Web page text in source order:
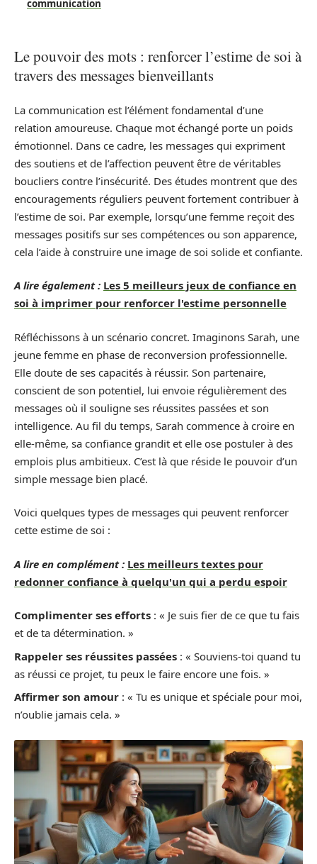
communication
Le pouvoir des mots : renforcer l’estime de soi à
travers des messages bienveillants
La communication est l’élément fondamental d’une
relation amoureuse. Chaque mot échangé porte un poids
émotionnel. Dans ce cadre, les messages qui expriment
des soutiens et de l’affection peuvent être de véritables
boucliers contre l’insécurité. Des études montrent que des
encouragements réguliers peuvent fortement contribuer à
l’estime de soi. Par exemple, lorsqu’une femme reçoit des
messages positifs sur ses compétences ou son apparence,
cela l’aide à construire une image de soi solide et confiante.
A lire également : Les 5 meilleurs jeux de confiance en
soi à imprimer pour renforcer l'estime personnelle
Réfléchissons à un scénario concret. Imaginons Sarah, une
jeune femme en phase de reconversion professionnelle.
Elle doute de ses capacités à réussir. Son partenaire,
conscient de son potentiel, lui envoie régulièrement des
messages où il souligne ses réussites passées et son
intelligence. Au fil du temps, Sarah commence à croire en
elle-même, sa confiance grandit et elle ose postuler à des
emplois plus ambitieux. C’est là que réside le pouvoir d’un
simple message bien placé.
Voici quelques types de messages qui peuvent renforcer
cette estime de soi :
A lire en complément : Les meilleurs textes pour
redonner confiance à quelqu'un qui a perdu espoir
Complimenter ses efforts : « Je suis fier de ce que tu fais
et de ta détermination. »
Rappeler ses réussites passées : « Souviens-toi quand tu
as réussi ce projet, tu peux le faire encore une fois. »
Affirmer son amour : « Tu es unique et spéciale pour moi,
n’oublie jamais cela. »